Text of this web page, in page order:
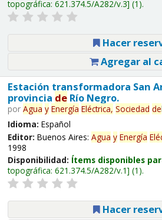
topográfica: 621.374.5/A282/v.3 (1).
Hacer
Agregar al
Estación transformadora San
provincia deRío Negro.
por Agua y Energía Eléctrica, Sociedad de
Idioma: Español
Editor: Buenos Aires: Agua y Energía
1998
Disponibilidad: Ítems disponibles
topográfica: 621.374.5/A282/v.1 (1).
Hacer